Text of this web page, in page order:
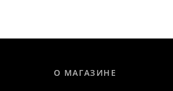
О МАГАЗИНЕ